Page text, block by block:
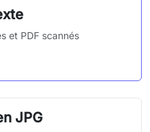
et PDF scannés
JPG